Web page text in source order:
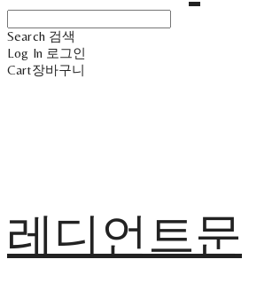
Search 검색
Log In 로그인
Cart장바구니
레디언트문